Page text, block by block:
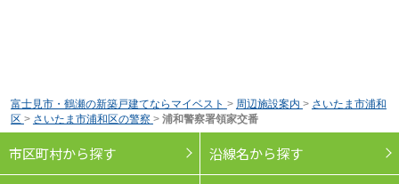
富士見市・鶴瀬の新築戸建てならマイベスト > 周辺施設案内 > さいたま市浦和
区 > さいたま市浦和区の警察 > 浦和警察署領家交番
市区町村から探す 沿線名から探す